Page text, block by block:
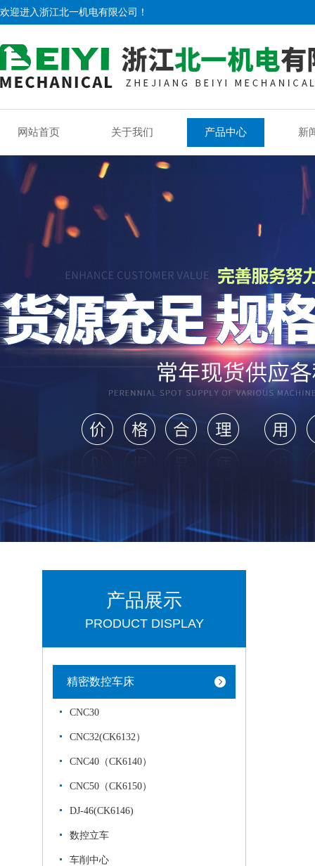
欢迎进入浙江北一机电有限公司！
网站首页 关于我们 产品中心 新
产品展示
PRODUCT DISPLAY
精密数控车床
CNC30
CNC32(CK6132）
CNC40（CK6140）
CNC50（CK6150）
DJ-46(CK6146)
数控立车
车削中心